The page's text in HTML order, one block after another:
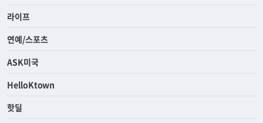
라이프
연예/스포츠
ASK미국
HelloKtown
핫딜